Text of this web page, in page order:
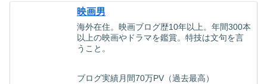
映画男
海外在住。映画ブログ歴10年以上。年間300本
以上の映画やドラマを鑑賞。特技は文句を言
うこと。
ブログ実績月間70万PV（過去最高）